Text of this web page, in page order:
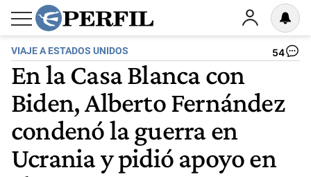
VIAJE A ESTADOS UNIDOS 54
En la Casa Blanca con
Biden, Alberto Fernández
condenó la guerra en
Ucrania y pidió apoyo en